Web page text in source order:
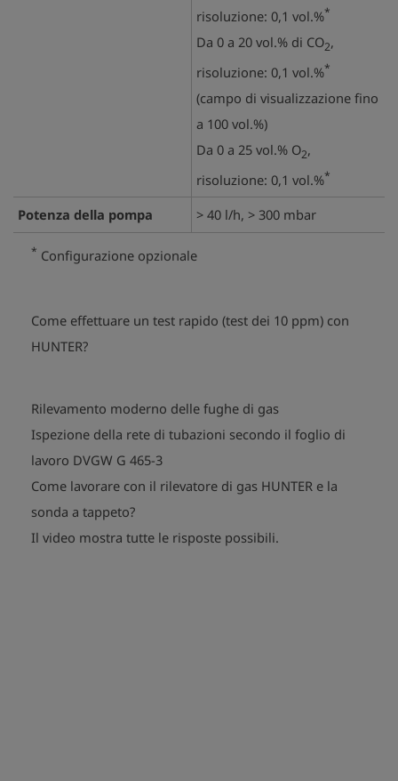
risoluzione: 0,1 vol.%*
Da 0 a 20 vol.% di CO2,
risoluzione: 0,1 vol.%*
(campo di visualizzazione fino
a 100 vol.%)
Da 0 a 25 vol.% O2,
risoluzione: 0,1 vol.%*
Potenza della pompa > 40 l/h, > 300 mbar
* Configurazione opzionale
Come effettuare un test rapido (test dei 10 ppm) con
HUNTER?
play_arrow
play_arrow
Rilevamento moderno delle fughe di gas
Ispezione della rete di tubazioni secondo il foglio di
lavoro DVGW G 465-3
Come lavorare con il rilevatore di gas HUNTER e la
sonda a tappeto?
Il video mostra tutte le risposte possibili.